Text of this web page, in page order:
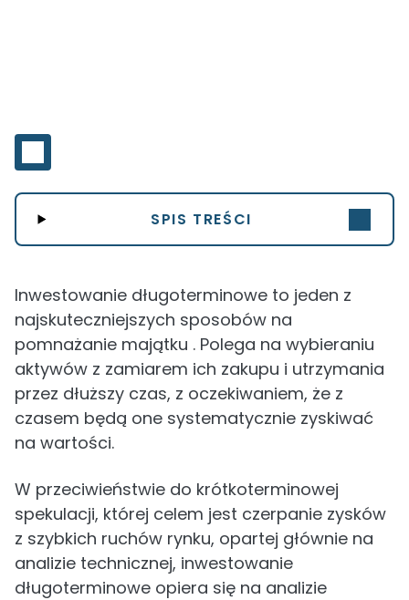
SPIS TREŚCI
Inwestowanie długoterminowe to jeden z
najskuteczniejszych sposobów na
pomnażanie majątku . Polega na wybieraniu
aktywów z zamiarem ich zakupu i utrzymania
przez dłuższy czas, z oczekiwaniem, że z
czasem będą one systematycznie zyskiwać
na wartości.
W przeciwieństwie do krótkoterminowej
spekulacji, której celem jest czerpanie zysków
z szybkich ruchów rynku, opartej głównie na
analizie technicznej, inwestowanie
długoterminowe opiera się na analizie